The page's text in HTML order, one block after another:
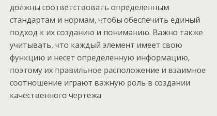
должны соответствовать определенным
стандартам и нормам, чтобы обеспечить единый
подход к их созданию и пониманию. Важно также
учитывать, что каждый элемент имеет свою
функцию и несет определенную информацию,
поэтому их правильное расположение и взаимное
соотношение играют важную роль в создании
качественного чертежа